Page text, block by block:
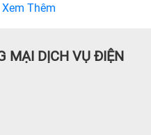
Xem Thêm
MẠI DỊCH VỤ ĐIỆN